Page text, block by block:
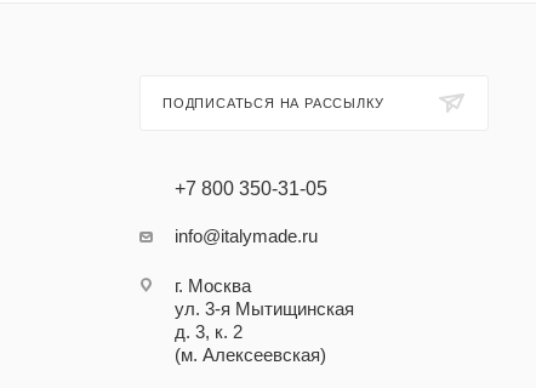
ПОДПИСАТЬСЯ НА РАССЫЛКУ
+7 800 350-31-05
info@italymade.ru
г. Москва
ул. 3-я Мытищинская
д. 3, к. 2
(м. Алексеевская)